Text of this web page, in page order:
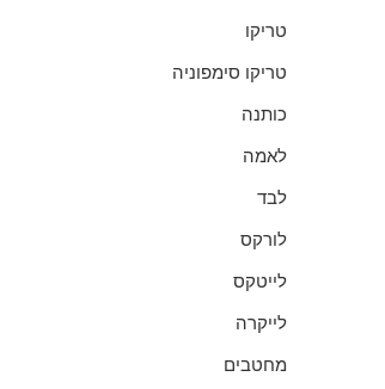
טריקו
טריקו סימפוניה
כותנה
לאמה
לבד
לורקס
לייטקס
לייקרה
מחטבים